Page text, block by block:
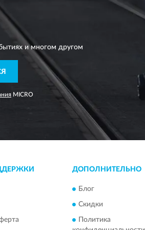
и многом другом
MICRO
ДОПОЛНИТЕЛЬНО
Блог
Скидки
Политика